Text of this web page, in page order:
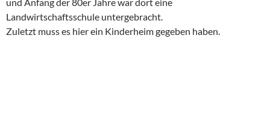
Landwirtschaftsschule untergebracht.
Zuletzt muss es hier ein Kinderheim gegeben haben.